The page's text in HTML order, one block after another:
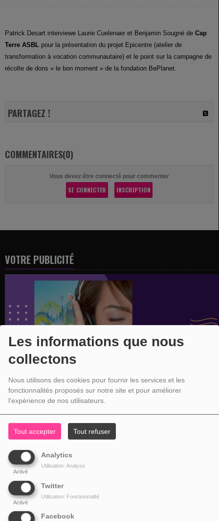
Les informations que nous
collectons
Nous utilisons des cookies pour fournir les services et les
fonctionnalités proposés sur notre site et pour améliorer
l'expérience de nos utilisateurs.
Tout accepter Tout refuser
Analytics
Activé
Utilisation: Analyse
Twitter
Activé
Utilisation: Fonctionnalité
Facebook
Patrick Desart interviewe Laurie Cuelenaer et Benjamin Sougné de Cap
Terre ASBL pour la présentation du projet Epicentre (atelier de
transformation à vocation communautaire) et le point sur la campagne de
récolte de dons « le bon moment » de la fondation BePlanet.
PARTAGEZ !
COMMENTAIRES(0)
Vous devez être connecté pour commenter
SE CONNECTER INSCRIPTION
VOTRE PUBLICITÉ